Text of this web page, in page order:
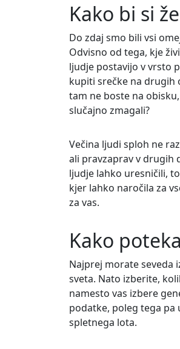
Kako bi si
Do zdaj smo bili vsi
Odvisno od tega, kje
ljudje postavijo v vrsto
kupiti srečke na drugih
tam ne boste na
slučajno zmagali?
Večina ljudi sploh ne
ali pravzaprav v drugih
ljudje lahko uresničili,
kjer lahko naročila za
za vas.
Kako
Najprej morate seveda
sveta. Nato izberite,
namesto vas izbere
podatke, poleg tega
spletnega lota.